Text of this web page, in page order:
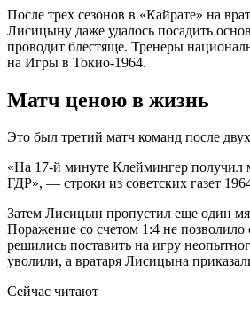
После трех сезонов в «Кайрате» на
Лисицыну даже удалось посадить
проводит блестяще. Тренеры
на Игры в Токио-1964.
Матч ценою в жизнь
Это был третий матч команд после
«На 17-й минуте Клеймингер получил
ГДР», — строки из советских газет
Затем Лисицын пропустил еще один
Поражение со счетом 1:4 не
решились поставить на игру
уволили, а вратаря Лисицына
Сейчас читают